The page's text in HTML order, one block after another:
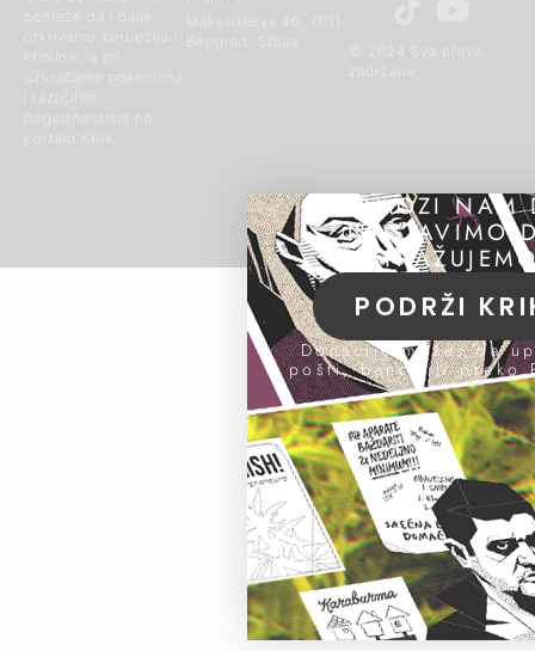
© 2024 Sva prava
Makenzijeva 46, 11111
otkrivamo korupciju i
kriminal, a mi
uzvraćamo poklonima
i različitim
pogodnostima na
portalu KRIK.
POMOZI NAM
NASTAVIMO
PODRŽI
Donacije možeš da
pošti, banci ili preko